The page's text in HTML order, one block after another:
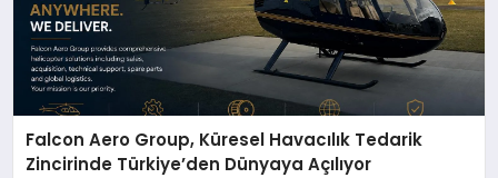
Falcon Aero Group, Küresel Havacılık Tedarik
Zincirinde Türkiye’den Dünyaya Açılıyor